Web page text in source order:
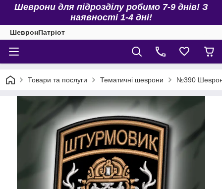
Шеврони для підрозділу робимо 7-9 днів! З
наявності 1-4 дні!
ШевронПатріот
Товари та послуги Тематичні шеврони №390